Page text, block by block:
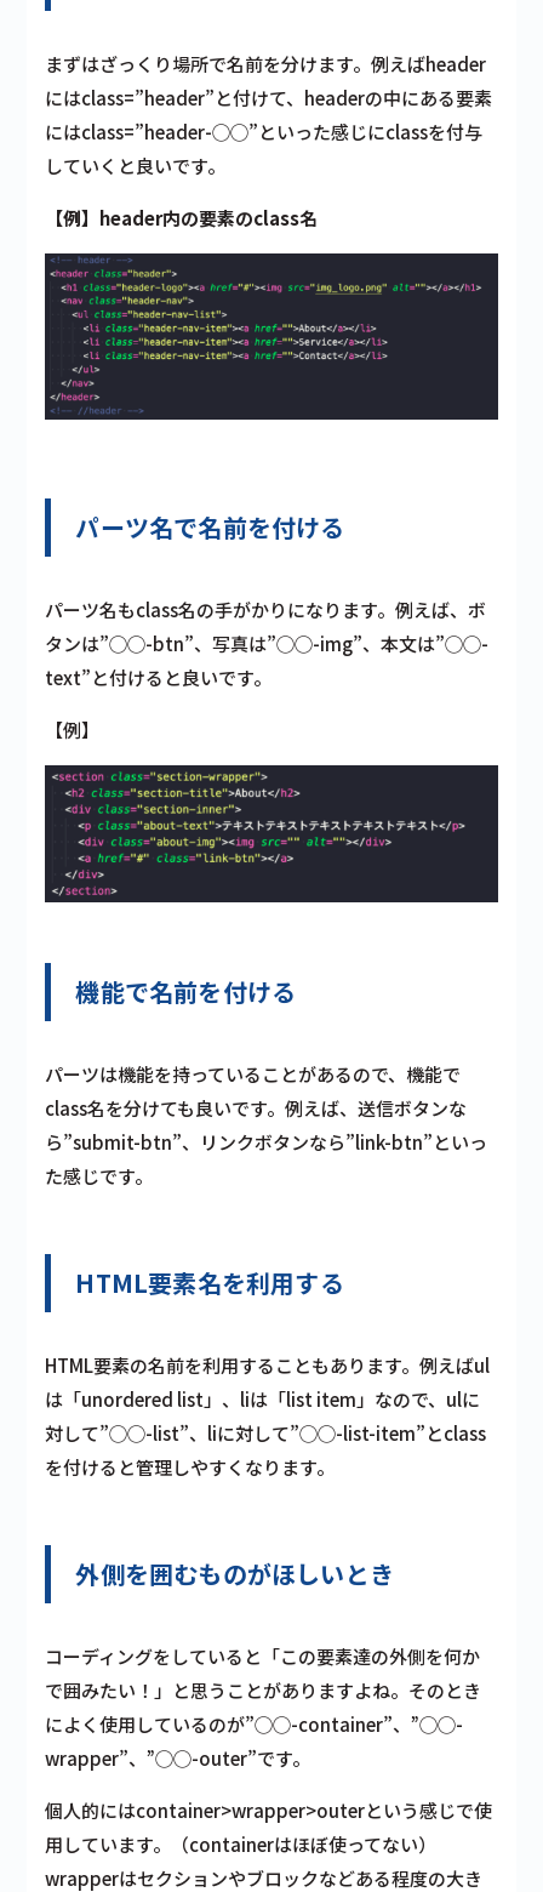
まずはざっくり場所で名前を分けます。例えばheader
にはclass=”header”と付けて、headerの中にある要素
にはclass=”header-◯◯”といった感じにclassを付与
していくと良いです。
【例】header内の要素のclass名
パーツ名で名前を付ける
パーツ名もclass名の手がかりになります。例えば、ボ
タンは”◯◯-btn”、写真は”◯◯-img”、本文は”◯◯-
text”と付けると良いです。
【例】
機能で名前を付ける
パーツは機能を持っていることがあるので、機能で
class名を分けても良いです。例えば、送信ボタンな
ら”submit-btn”、リンクボタンなら”link-btn”といっ
た感じです。
HTML要素名を利用する
HTML要素の名前を利用することもあります。例えばul
は「unordered list」、liは「list item」なので、ulに
対して”◯◯-list”、liに対して”◯◯-list-item”とclass
を付けると管理しやすくなります。
外側を囲むものがほしいとき
コーディングをしていると「この要素達の外側を何か
で囲みたい！」と思うことがありますよね。そのとき
によく使用しているのが”◯◯-container”、”◯◯-
wrapper”、”◯◯-outer”です。
個人的にはcontainer>wrapper>outerという感じで使
用しています。（containerはほぼ使ってない）
wrapperはセクションやブロックなどある程度の大き